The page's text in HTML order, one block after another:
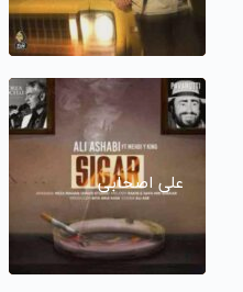
علی اصحابی